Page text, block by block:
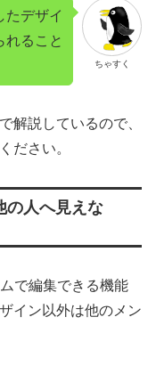
ちゃすく
たデザイ
れること
解説しているので、
ださい。
の人へ見えな
で編集できる機能
イン以外は他のメン